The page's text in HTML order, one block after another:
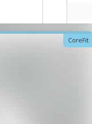
CoreFit